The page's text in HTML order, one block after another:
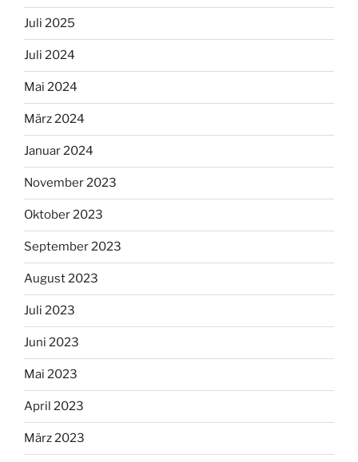
Juli 2025
Juli 2024
Mai 2024
März 2024
Januar 2024
November 2023
Oktober 2023
September 2023
August 2023
Juli 2023
Juni 2023
Mai 2023
April 2023
März 2023